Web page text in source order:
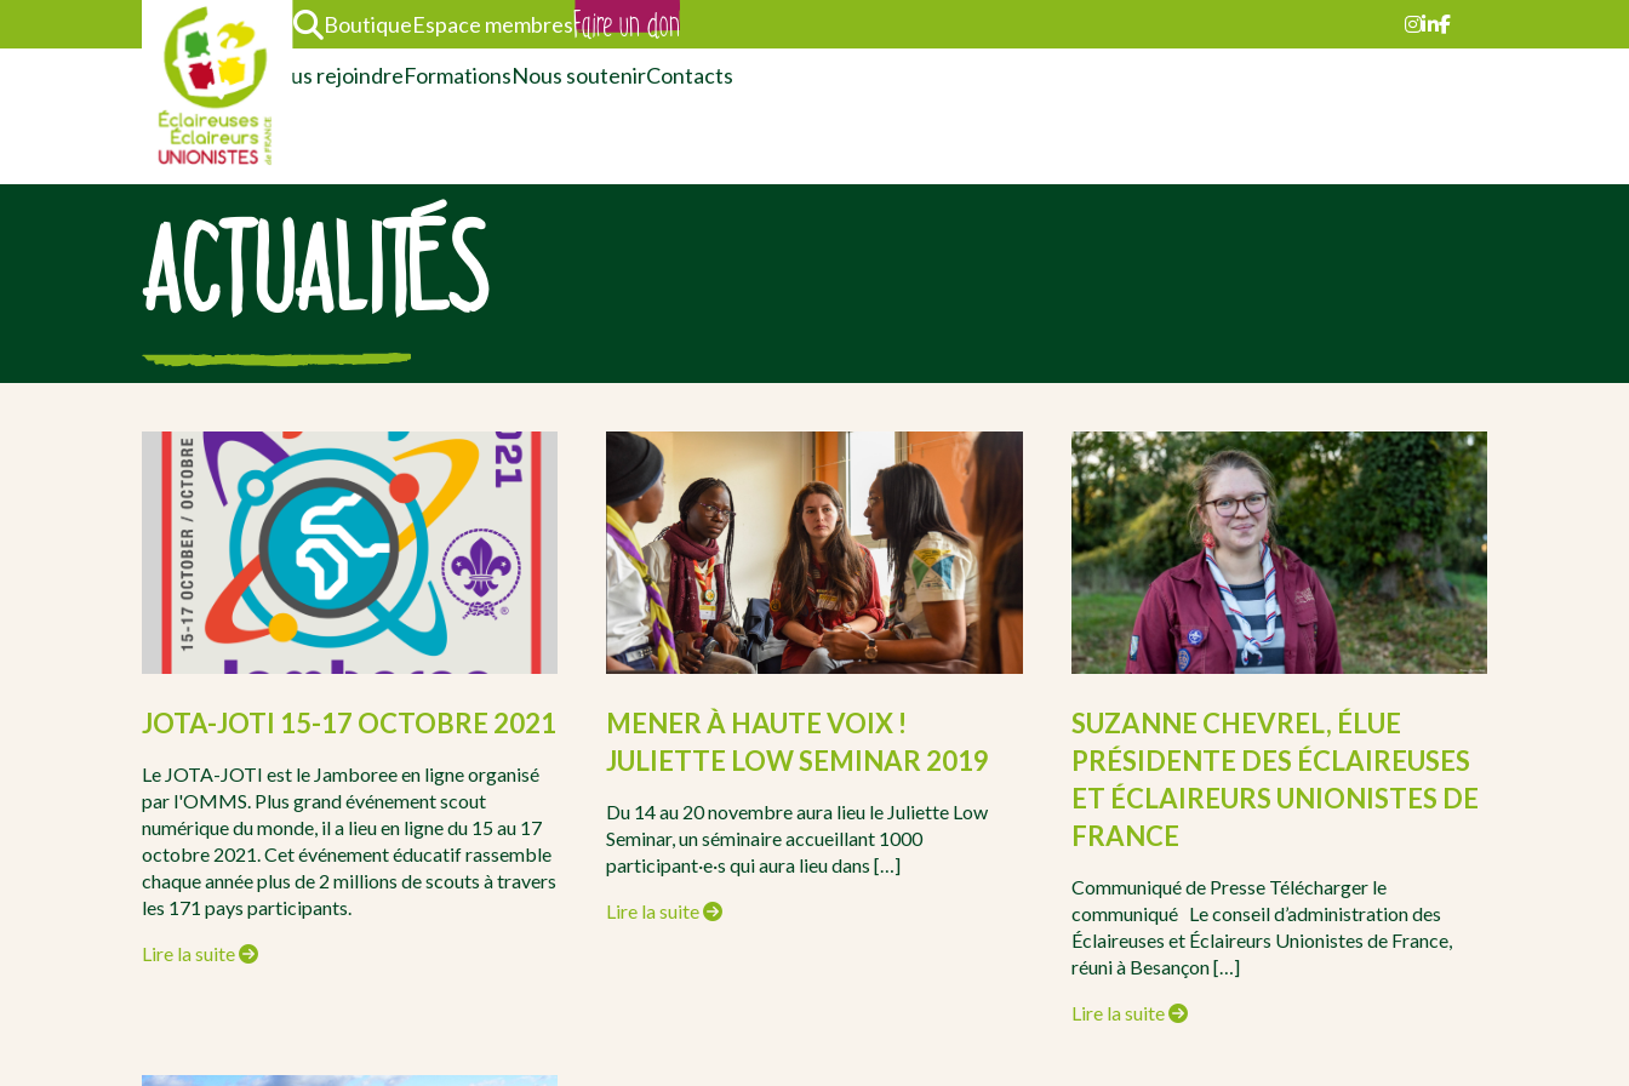
BoutiqueEspace membresFaire un don
L’associationNous rejoindreFormationsNous soutenirContacts
ACTUALITÉS
JOTA-JOTI 15-17 OCTOBRE 2021
Le JOTA-JOTI est le Jamboree en ligne organisé
par l'OMMS. Plus grand événement scout
numérique du monde, il a lieu en ligne du 15 au 17
octobre 2021. Cet événement éducatif rassemble
chaque année plus de 2 millions de scouts à travers
les 171 pays participants.
Lire la suite
MENER À HAUTE VOIX !
JULIETTE LOW SEMINAR 2019
Du 14 au 20 novembre aura lieu le Juliette Low
Seminar, un séminaire accueillant 1000
participant·e·s qui aura lieu dans […]
Lire la suite
SUZANNE CHEVREL, ÉLUE
PRÉSIDENTE DES ÉCLAIREUSES
ET ÉCLAIREURS UNIONISTES DE
FRANCE
Communiqué de Presse Télécharger le
communiqué Le conseil d’administration des
Éclaireuses et Éclaireurs Unionistes de France,
réuni à Besançon […]
Lire la suite